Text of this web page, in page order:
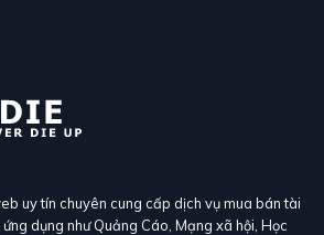
uy tín chuyên cung cấp dịch vụ mua bán tài
dụng như Quảng Cáo, Mạng xã hội, Học